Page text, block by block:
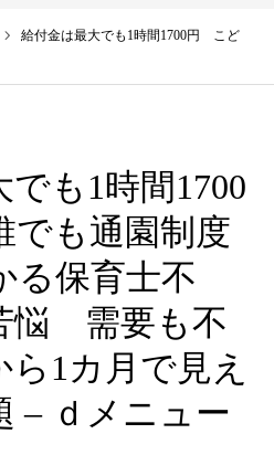
給付金は最大でも1時間1700円 こど
も1時間1700
も通園制度
る保育士不
悩 需要も不
1カ月で見え
– ｄメニュー